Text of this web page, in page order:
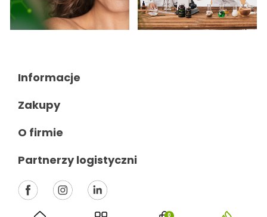
0
Informacje
Zakupy
O firmie
Partnerzy logistyczni